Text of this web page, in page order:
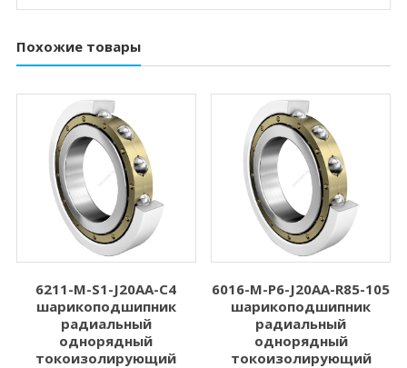
Похожие товары
6211-M-S1-J20AA-C4
шарикоподшипник
радиальный
однорядный
токоизолирующий
6016-M-P6-J20AA-R85-105
шарикоподшипник
радиальный
однорядный
токоизолирующий